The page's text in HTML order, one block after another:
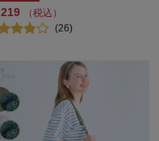
（税込）
(26)